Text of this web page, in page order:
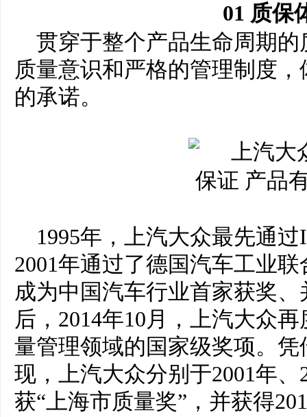
01 质保
贯穿于整个产品生命周期
质量意识和严格的管理制度
的承诺。
1995年，上汽大众最先通
2001年通过了德国汽车工业
成为中国汽车行业首家获奖
后，2014年10月，上汽大众
量管理领域的国家级奖项。
现，上汽大众分别于2001年、
获“上海市质量奖”，并获得